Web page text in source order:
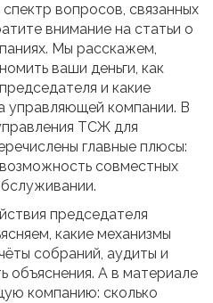
вопросов, связанных
внимание на статьи о
Мы расскажем,
ваши деньги, как
и какие
управляющей компании. В
ТСЖ для
главные плюсы:
совместных
председателя
какие механизмы
собраний, аудиты и
объяснения. А в материале
компанию: сколько